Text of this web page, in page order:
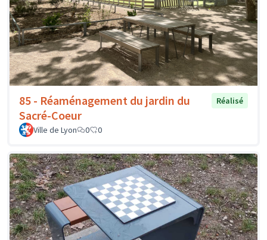
85 - Réaménagement du jardin du
Sacré-Coeur
Réalisé
Ville de Lyon 0 0